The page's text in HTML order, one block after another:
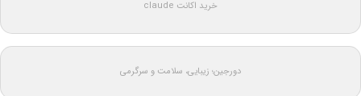
خرید اکانت claude
دورجین؛ زیبایی، سلامت و سرگرمی